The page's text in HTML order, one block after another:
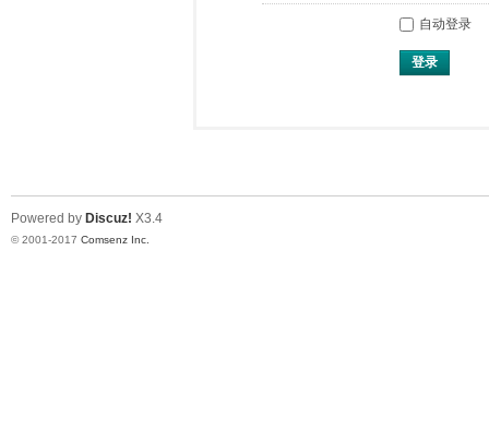
自动登录
登录
Powered by Discuz! X3.4
© 2001-2017 Comsenz Inc.